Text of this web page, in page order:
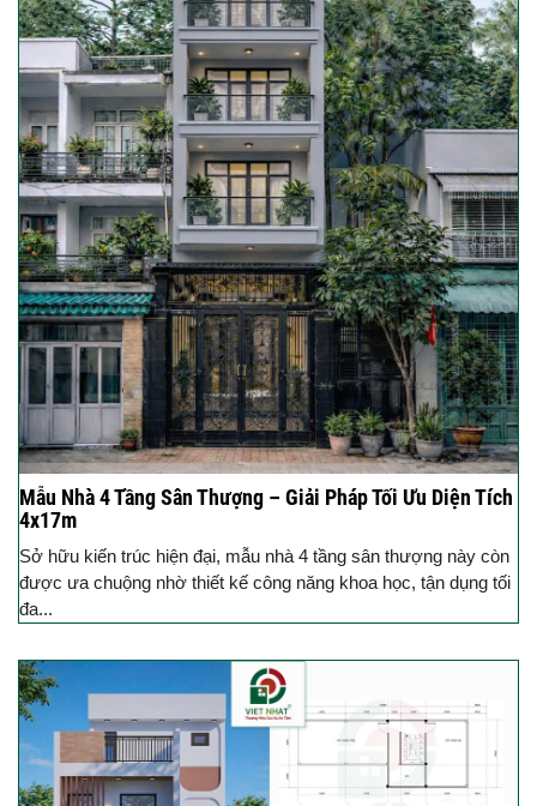
Mẫu Nhà 4 Tầng Sân Thượng – Giải Pháp Tối Ưu Diện Tích
4x17m
Sở hữu kiến trúc hiện đại, mẫu nhà 4 tầng sân thượng này còn
được ưa chuộng nhờ thiết kế công năng khoa học, tận dụng tối
đa...